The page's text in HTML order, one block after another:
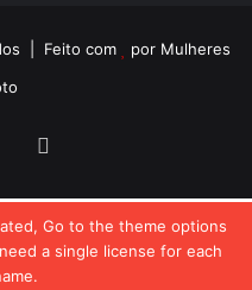
Go to the theme options
a single license for each
| Feito com por Mulheres
YouTube